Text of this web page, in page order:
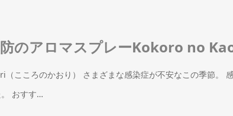
のアロマスプレーKokoro no
（こころのかおり） さまざまな感染症が不安なこの季節。
おすす…